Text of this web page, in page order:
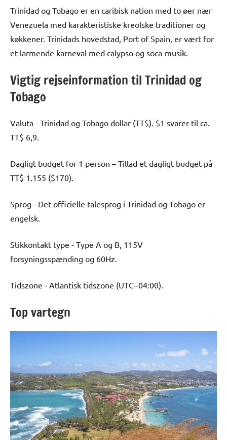
Trinidad og Tobago er en caribisk nation med to øer nær
Venezuela med karakteristiske kreolske traditioner og
køkkener. Trinidads hovedstad, Port of Spain, er vært for
et larmende karneval med calypso og soca-musik.
Vigtig rejseinformation til Trinidad og
Tobago
Valuta - Trinidad og Tobago dollar (TT$). $1 svarer til ca.
TT$ 6,9.
Dagligt budget for 1 person – Tillad et dagligt budget på
TT$ 1.155 ($170).
Sprog - Det officielle talesprog i Trinidad og Tobago er
engelsk.
Stikkontakt type - Type A og B, 115V
forsyningsspænding og 60Hz.
Tidszone - Atlantisk tidszone (UTC−04:00).
Top vartegn